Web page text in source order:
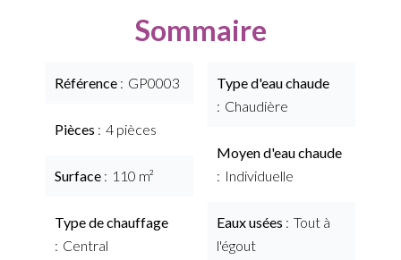
Sommaire
Référence GP0003
Pièces 4 pièces
Surface 110 m²
Type de chauffage
Central
Type d'eau chaude
Chaudière
Moyen d'eau chaude
Individuelle
Eaux usées
Tout à
l'égout